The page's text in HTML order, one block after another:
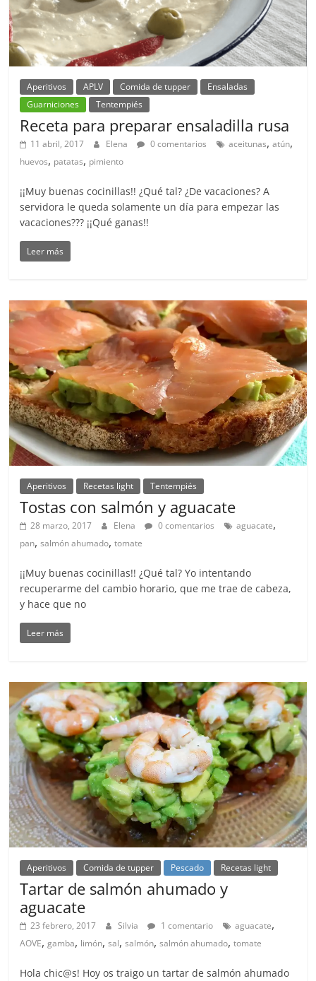
Aperitivos APLV Comida de tupper
Ensaladas
Guarniciones
Tentempiés
Receta para preparar ensaladilla rusa
11 abril, 2017 Elena 0 comentarios aceitunas,atún,
huevos, patatas, pimiento
¡¡Muy buenas cocinillas!! ¿Qué tal? ¿De vacaciones? A
servidora le queda solamente un día para empezar las
vacaciones??? ¡¡Qué ganas!!
Leer más
Aperitivos Recetas light Tentempiés
Tostas con salmón y aguacate
28 marzo, 2017 Elena 0 comentarios aguacate,
pan,salmón ahumado,tomate
¡¡Muy buenas cocinillas!! ¿Qué tal? Yo intentando
recuperarme del cambio horario, que me trae de cabeza,
y hace que no
Leer más
Aperitivos Comida de tupper Pescado Recetas light
Tartar de salmón ahumado y
aguacate
23 febrero, 2017 Silvia 1 comentario aguacate,
AOVE,gamba, limón,sal,salmón,salmón ahumado,tomate
Hola chic@s! Hoy os traigo un tartar de salmón ahumado